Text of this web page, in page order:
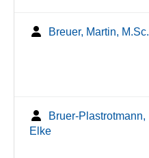
Breuer, Martin, M.Sc.
Bruer-Plastrotmann,
Elke